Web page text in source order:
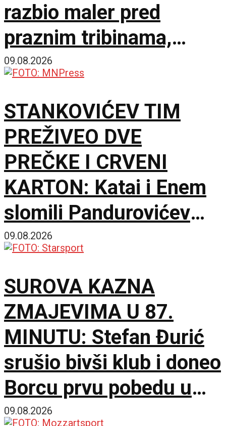
razbio maler pred
praznim tribinama,
Zemun pao na sparnom
09.08.2026
STANKOVIĆEV TIM
PREŽIVEO DVE
PREČKE I CRVENI
KARTON: Katai i Enem
slomili Pandurovićev
bedem, Pazarci
Bogdana!
09.08.2026
SUROVA KAZNA
ZMAJEVIMA U 87.
MINUTU: Stefan Đurić
srušio bivši klub i doneo
Borcu prvu pobedu u
sezoni!
09.08.2026